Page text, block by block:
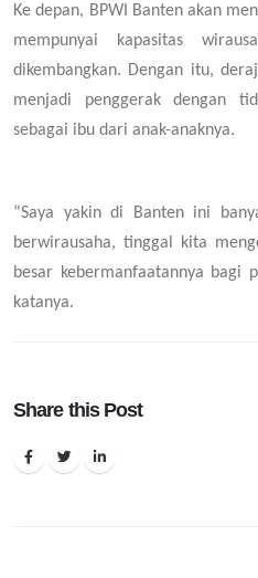
Ke depan, BPWI Banten akan
mempunyai kapasitas
dikembangkan. Dengan itu,
menjadi penggerak dengan
sebagai ibu dari anak-anaknya.
“Saya yakin di Banten ini
berwirausaha, tinggal kita
besar kebermanfaatannya bagi
katanya.
Share this Post